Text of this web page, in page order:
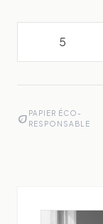
eco PAPIER ÉCO-
RESPONSABLE